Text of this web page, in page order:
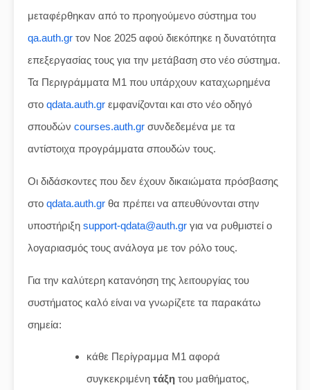
μεταφέρθηκαν από το προηγούμενο σύστημα του
qa.auth.gr τον Νοε 2025 αφού διεκόπηκε η δυνατότητα
επεξεργασίας τους για την μετάβαση στο νέο σύστημα.
Τα Περιγράμματα Μ1 που υπάρχουν καταχωρημένα
στο qdata.auth.gr εμφανίζονται και στο νέο οδηγό
σπουδών courses.auth.gr συνδεδεμένα με τα
αντίστοιχα προγράμματα σπουδών τους.
Οι διδάσκοντες που δεν έχουν δικαιώματα πρόσβασης
στο qdata.auth.gr θα πρέπει να απευθύνονται στην
υποστήριξη support-qdata@auth.gr για να ρυθμιστεί ο
λογαριασμός τους ανάλογα με τον ρόλο τους.
Για την καλύτερη κατανόηση της λειτουργίας του
συστήματος καλό είναι να γνωρίζετε τα παρακάτω
σημεία:
κάθε Περίγραμμα Μ1 αφορά
συγκεκριμένη τάξη του μαθήματος,